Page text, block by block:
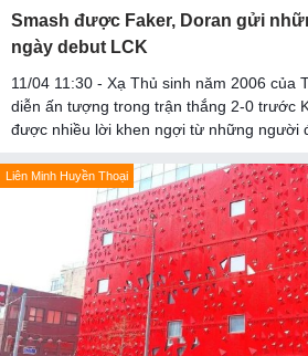
Smash được Faker, Doran gửi
ngày debut LCK
11/04 11:30 - Xạ Thủ sinh năm 2006 của
diễn ấn tượng trong trận thắng 2-0 trước
được nhiều lời khen ngợi từ những người
Liên Minh Huyền Thoại